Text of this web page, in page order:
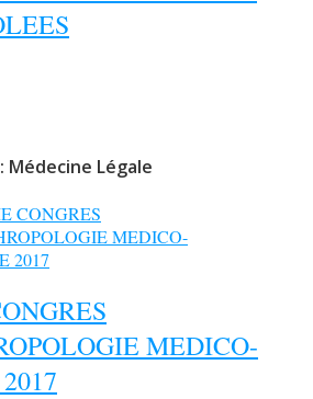
Médecine Légale
MEDICO-